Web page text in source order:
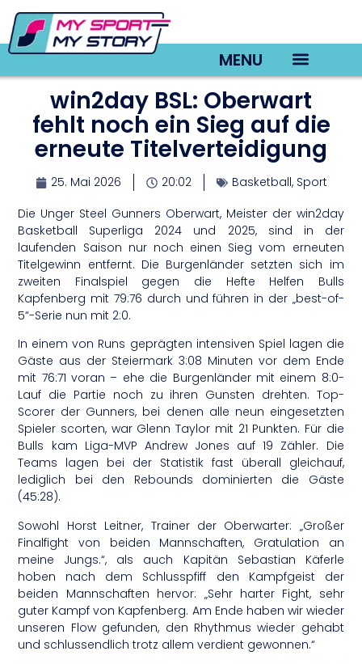
MENU
win2day BSL: Oberwart
fehlt noch ein Sieg auf die
erneute Titelverteidigung
25. Mai 2026 20:02 Basketball, Sport
Die Unger Steel Gunners Oberwart, Meister der win2day
Basketball Superliga 2024 und 2025, sind in der
laufenden Saison nur noch einen Sieg vom erneuten
Titelgewinn entfernt. Die Burgenländer setzten sich im
zweiten Finalspiel gegen die Hefte Helfen Bulls
Kapfenberg mit 79:76 durch und führen in der „best-of-
5“-Serie nun mit 2:0.
In einem von Runs geprägten intensiven Spiel lagen die
Gäste aus der Steiermark 3:08 Minuten vor dem Ende
mit 76:71 voran – ehe die Burgenländer mit einem 8:0-
Lauf die Partie noch zu ihren Gunsten drehten. Top-
Scorer der Gunners, bei denen alle neun eingesetzten
Spieler scorten, war Glenn Taylor mit 21 Punkten. Für die
Bulls kam Liga-MVP Andrew Jones auf 19 Zähler. Die
Teams lagen bei der Statistik fast überall gleichauf,
lediglich bei den Rebounds dominierten die Gäste
(45:28).
Sowohl Horst Leitner, Trainer der Oberwarter: „Großer
Finalfight von beiden Mannschaften, Gratulation an
meine Jungs.“, als auch Kapitän Sebastian Käferle
hoben nach dem Schlusspfiff den Kampfgeist der
beiden Mannschaften hervor: „Sehr harter Fight, sehr
guter Kampf von Kapfenberg. Am Ende haben wir wieder
unseren Flow gefunden, den Rhythmus wieder gehabt
und schlussendlich trotz allem verdient gewonnen.“